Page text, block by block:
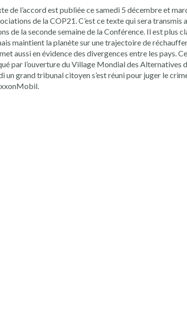
de l’accord est publiée ce samedi 5 décembre et
de la COP21. C’est ce texte qui sera transmis
de la seconde semaine de la Conférence. Il est plus
maintient la planète sur une trajectoire de
aussi en évidence des divergences entre les pays. Ce
par l’ouverture du Village Mondial des Alternatives
un grand tribunal citoyen s’est réuni pour juger le